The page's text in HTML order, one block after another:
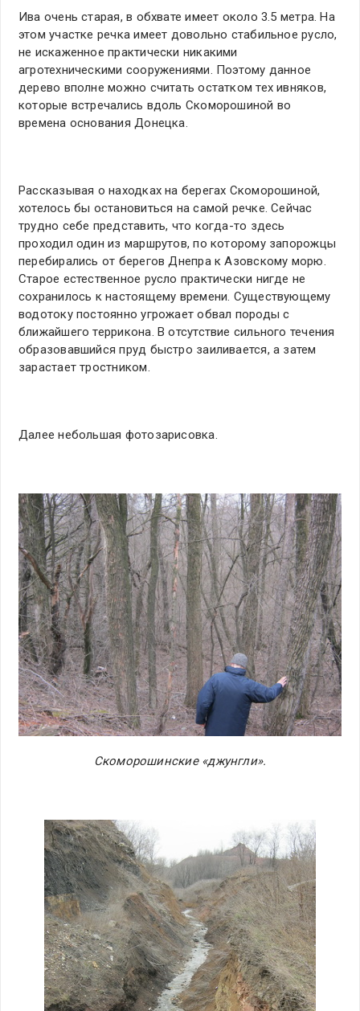
Ива очень старая, в обхвате имеет около 3.5 метра. На
этом участке речка имеет довольно стабильное русло,
не искаженное практически никакими
агротехническими сооружениями. Поэтому данное
дерево вполне можно считать остатком тех ивняков,
которые встречались вдоль Скоморошиной во
времена основания Донецка.
Рассказывая о находках на берегах Скоморошиной,
хотелось бы остановиться на самой речке. Сейчас
трудно себе представить, что когда-то здесь
проходил один из маршрутов, по которому запорожцы
перебирались от берегов Днепра к Азовскому морю.
Старое естественное русло практически нигде не
сохранилось к настоящему времени. Существующему
водотоку постоянно угрожает обвал породы с
ближайшего террикона. В отсутствие сильного течения
образовавшийся пруд быстро заиливается, а затем
зарастает тростником.
Далее небольшая фотозарисовка.
Скоморошинские «джунгли».